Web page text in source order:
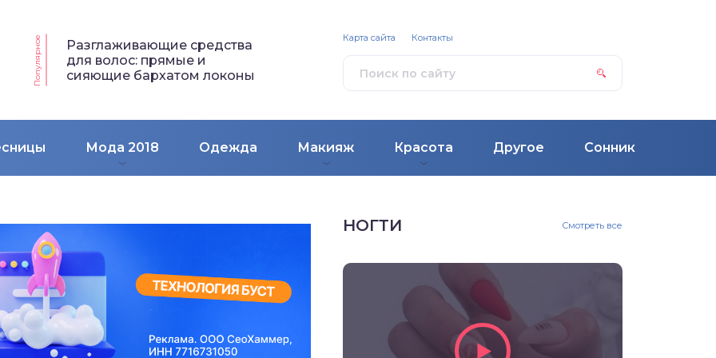
Популярное
Разглаживающие средства
для волос: прямые и
сияющие бархатом локоны
Мода 2018 Одежда Макияж Красота Другое Сонник
Карта сайта Контакты
НОГТИ Смотреть все